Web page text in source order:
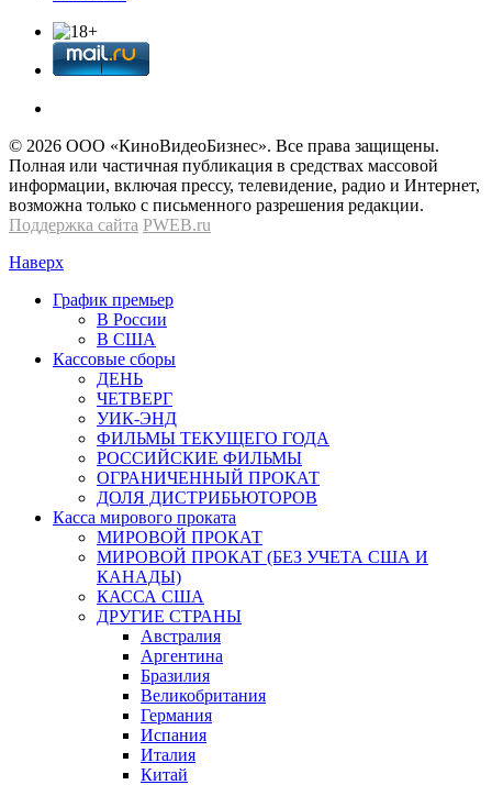
© 2026 OOО «КиноВидеоБизнес». Все права защищены.
Полная или частичная публикация в средствах массовой
информации, включая прессу, телевидение, радио и Интернет,
возможна только с письменного разрешения редакции.
Поддержка сайта PWEB.ru
Наверх
График премьер
В России
В США
Кассовые сборы
ДЕНЬ
ЧЕТВЕРГ
УИК-ЭНД
ФИЛЬМЫ ТЕКУЩЕГО ГОДА
РОССИЙСКИЕ ФИЛЬМЫ
ОГРАНИЧЕННЫЙ ПРОКАТ
ДОЛЯ ДИСТРИБЬЮТОРОВ
Касса мирового проката
МИРОВОЙ ПРОКАТ
МИРОВОЙ ПРОКАТ (БЕЗ УЧЕТА США И
КАНАДЫ)
КАССА США
ДРУГИЕ СТРАНЫ
Австралия
Аргентина
Бразилия
Великобритания
Германия
Испания
Италия
Китай